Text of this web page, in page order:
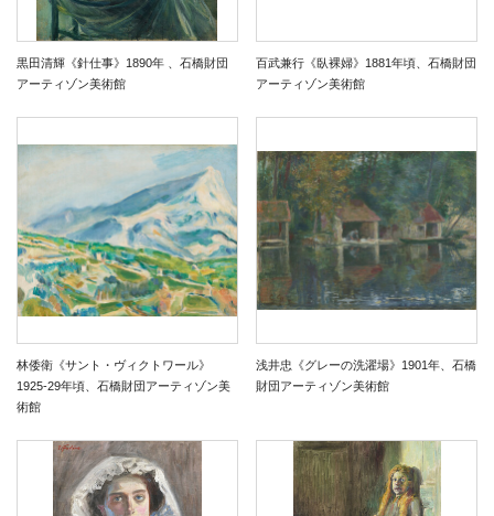
黒田清輝《針仕事》1890年 、石橋財団
アーティゾン美術館
百武兼行《臥裸婦》1881年頃、石橋財団
アーティゾン美術館
林倭衛《サント・ヴィクトワール》
1925-29年頃、石橋財団アーティゾン美
術館
浅井忠《グレーの洗濯場》1901年、石橋
財団アーティゾン美術館